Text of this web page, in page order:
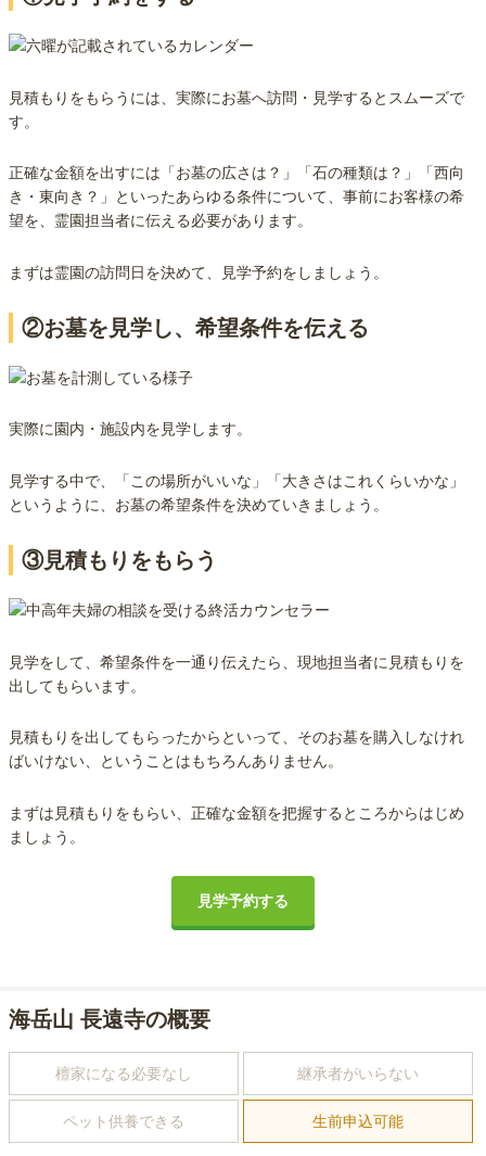
見積もりをもらうには、実際にお墓へ訪問・見学するとスムーズで
す。
正確な金額を出すには「お墓の広さは？」「石の種類は？」「西向
き・東向き？」といったあらゆる条件について、事前にお客様の希
望を、霊園担当者に伝える必要があります。
まずは霊園の訪問日を決めて、見学予約をしましょう。
②お墓を見学し、希望条件を伝える
実際に園内・施設内を見学します。
見学する中で、「この場所がいいな」「大きさはこれくらいかな」
というように、お墓の希望条件を決めていきましょう。
③見積もりをもらう
見学をして、希望条件を一通り伝えたら、現地担当者に見積もりを
出してもらいます。
見積もりを出してもらったからといって、そのお墓を購入しなけれ
ばいけない、ということはもちろんありません。
まずは見積もりをもらい、正確な金額を把握するところからはじめ
ましょう。
見学予約する
海岳山 長遠寺の概要
檀家になる必要なし 継承者がいらない
ペット供養できる 生前申込可能